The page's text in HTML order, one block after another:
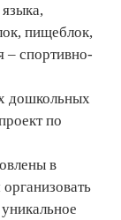
пищеблок,
– спортивно-
дошкольных
по
в